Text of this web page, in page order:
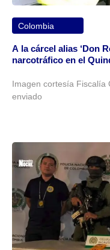
Colombia
A la cárcel alias ‘Don
narcotráfico en el
Imagen cortesía Fiscalía
enviado